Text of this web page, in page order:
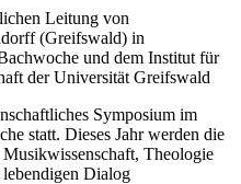
Leitung von
(Greifswald) in
und dem Institut für
der Universität Greifswald
Symposium im
statt. Dieses Jahr werden die
Theologie
Dialog